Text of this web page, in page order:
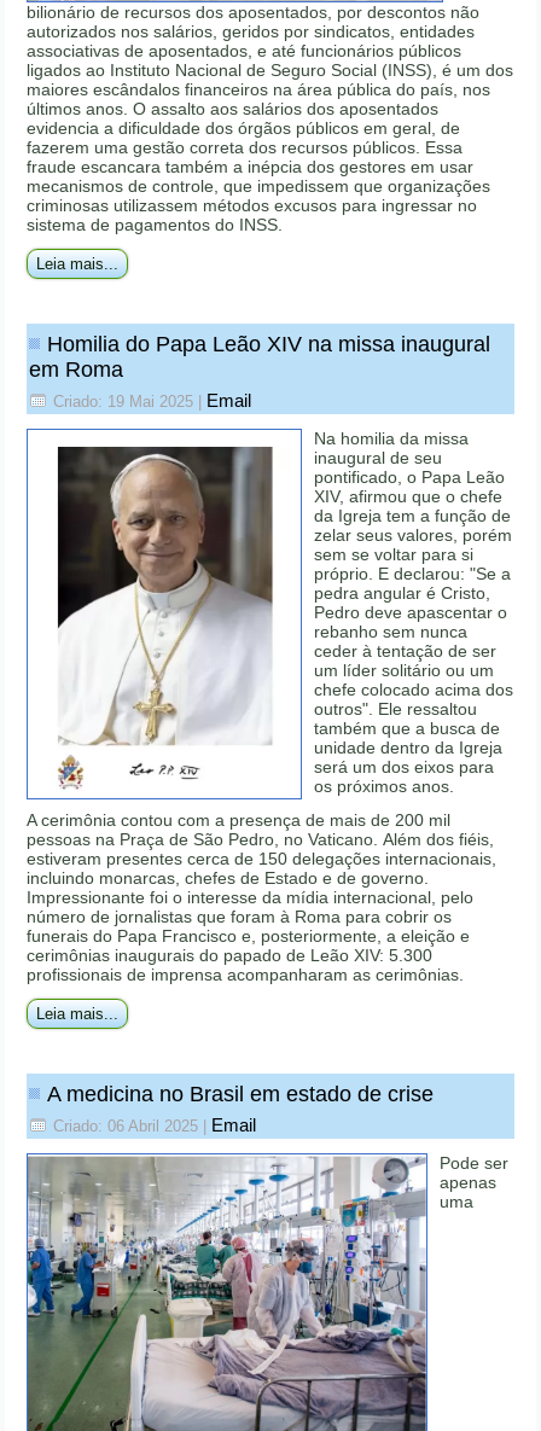
bilionário de recursos dos aposentados, por descontos não
autorizados nos salários, geridos por sindicatos, entidades
associativas de aposentados, e até funcionários públicos
ligados ao Instituto Nacional de Seguro Social (INSS), é um dos
maiores escândalos financeiros na área pública do país, nos
últimos anos. O assalto aos salários dos aposentados
evidencia a dificuldade dos órgãos públicos em geral, de
fazerem uma gestão correta dos recursos públicos. Essa
fraude escancara também a inépcia dos gestores em usar
mecanismos de controle, que impedissem que organizações
criminosas utilizassem métodos excusos para ingressar no
sistema de pagamentos do INSS.
Leia mais...
Homilia do Papa Leão XIV na missa inaugural
em Roma
Criado: 19 Mai 2025 Email
Na homilia da missa
inaugural de seu
pontificado, o Papa Leão
XIV, afirmou que o chefe
da Igreja tem a função de
zelar seus valores, porém
sem se voltar para si
próprio. E declarou: "Se a
pedra angular é Cristo,
Pedro deve apascentar o
rebanho sem nunca
ceder à tentação de ser
um líder solitário ou um
chefe colocado acima dos
outros". Ele ressaltou
também que a busca de
unidade dentro da Igreja
será um dos eixos para
os próximos anos.
A cerimônia contou com a presença de mais de 200 mil
pessoas na Praça de São Pedro, no Vaticano. Além dos fiéis,
estiveram presentes cerca de 150 delegações internacionais,
incluindo monarcas, chefes de Estado e de governo.
Impressionante foi o interesse da mídia internacional, pelo
número de jornalistas que foram à Roma para cobrir os
funerais do Papa Francisco e, posteriormente, a eleição e
cerimônias inaugurais do papado de Leão XIV: 5.300
profissionais de imprensa acompanharam as cerimônias.
Leia mais...
A medicina no Brasil em estado de crise
Criado: 06 Abril 2025 Email
Pode ser
apenas
uma